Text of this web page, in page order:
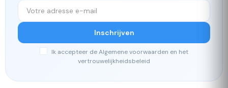
Inschrijven
Ik accepteer de Algemene voorwaarden en het
vertrouwelijkheidsbeleid